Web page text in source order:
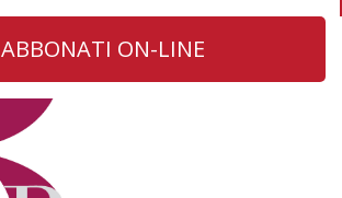
ABBONATI ON-LINE